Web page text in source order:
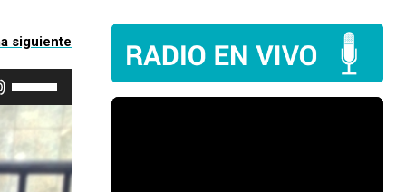
Utiliza
las
de